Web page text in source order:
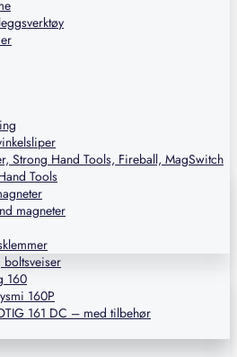
Strong Hand Tools, Fireball, MagSwitch
Tools
magneter
boltsveiser
160
160P
161 DC – med tilbehør